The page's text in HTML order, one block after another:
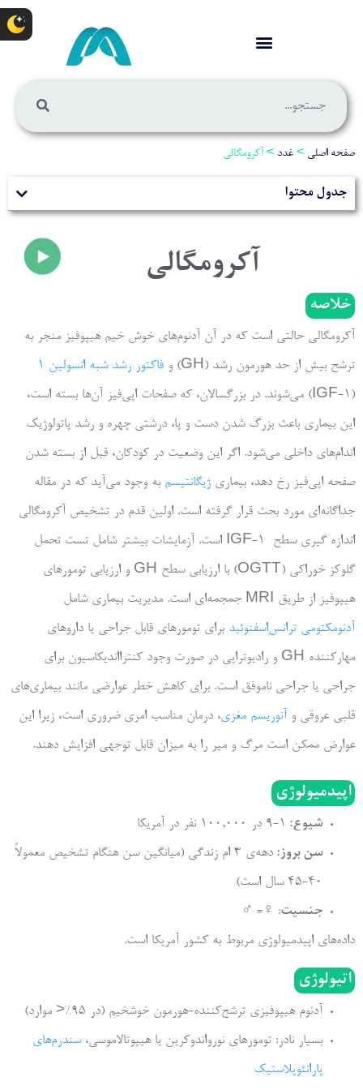
صفحه اصلی > غدد > آکرومگالی
جدول محتوا
آکرومگالی
خلاصه
آکرومگالی حالتی است که در آن آدنوم‌های خوش خیم هیپوفیز منجر به
ترشح بیش از حد هورمون رشد (GH) و
فاکتور رشد شبه انسولین 1
(IGF-1) می‌شوند. در بزرگسالان، که صفحات اپی‌فیز آن‌ها بسته است،
این بیماری باعث بزرگ شدن دست و پا، درشتی چهره و رشد پاتولوژیک
اندام‌های داخلی می‌شود. اگر این وضعیت در کودکان، قبل از بسته شدن
صفحه اپی‌فیز رخ دهد، بیماری ژیگانتیسم به وجود می­‌آید که در مقاله
جداگانه‌ای مورد بحث قرار گرفته است. اولین قدم در تشخیص آکرومگالی
اندازه گیری سطح IGF-1 است. آزمایشات بیشتر شامل تست تحمل
گلوکز خوراکی (OGTT) با ارزیابی سطح GH و ارزیابی تومورهای
هیپوفیز از طریق MRI جمجمه‌­ای است. مدیریت بیماری شامل
آدنومکتومی ترانس‌اسفنوئید برای تومورهای قابل جراحی یا داروهای
مهارکننده GH و رادیوتراپی در صورت وجود کنترااندیکاسیون برای
جراحی یا جراحی ناموفق است. برای كاهش خطر عوارضی مانند بیماری‌های
قلبی عروقی و آنوریسم مغزی، درمان مناسب امری ضروری است، زیرا این
عوارض ممكن است مرگ و میر را به میزان قابل توجهی افزایش دهند.
اپیدمیولوژی
شیوع: 1-9 در 100,000 نفر در آمریکا
سن بروز:
دهه‌­ی 3 ام زندگی (میانگین سن هنگام تشخیص معمولاً
40-45 سال است)
جنسیت: ♀= ♂
داده­‌های اپیدمیولوژی مربوط به کشور آمریکا است.
اتیولوژی
آدنوم هیپوفیزی ترشح‌­کننده-هورمون خوش­خیم (در 95%< موارد)
بسیار نادر: تومورهای نورواندوکرین یا هیپوتالاموسی،سندرم‌های
پارانئوپلاستیک